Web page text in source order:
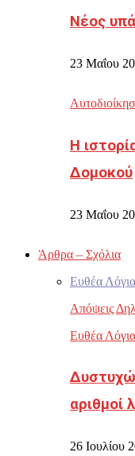
Νέος
23 Μαΐου
Η
Δομοκού
23 Μαΐου
Άρθρα – Σχόλια
Ευθέα Λόγια
Απόψεις
Ευθέα Λόγια
αριθμοί
26 Ιουλίου